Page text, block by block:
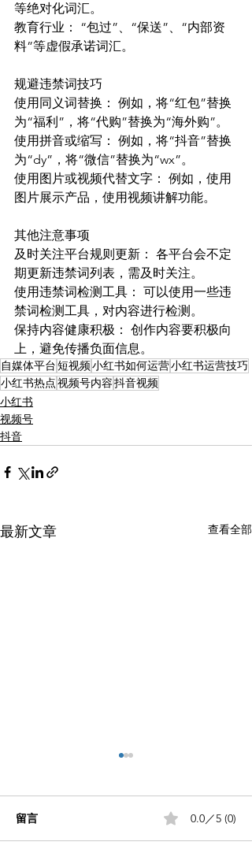
等绝对化词汇。
教育行业： “包过”、“保送”、“内部资
料”等虚假承诺词汇。
规避违禁词技巧
使用同义词替换： 例如，将“红包”替换
为“福利”，将“代购”替换为“海外购”。
使用拼音或缩写： 例如，将“抖音”替换
为“dy”，将“微信”替换为“wx”。
使用图片或视频代替文字： 例如，使用
图片展示产品，使用视频讲解功能。
其他注意事项
及时关注平台规则更新： 各平台会不定
期更新违禁词列表，需及时关注。
使用违禁词检测工具： 可以使用一些违
禁词检测工具，对内容进行检测。
保持内容健康积极： 创作内容要积极向
上，避免传播负面信息。
自媒体平台短视频小红书如何运营小红书运营技巧
小红书热点视频号内容抖音视频
小红书
视频号
抖音
最新文章 查看全部
留言 0.0／5 (0)